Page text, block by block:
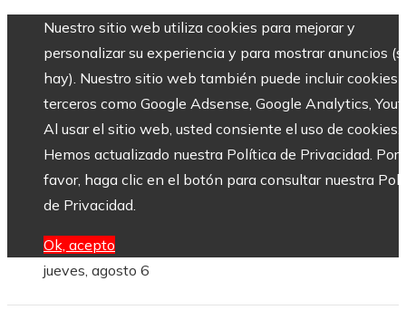
Nuestro sitio web utiliza cookies para mejorar y
personalizar su experiencia y para mostrar anuncios
hay). Nuestro sitio web también puede incluir cookies
terceros como Google Adsense, Google Analytics,
Al usar el sitio web, usted consiente el uso de cookies.
Hemos actualizado nuestra Política de Privacidad. Por
favor, haga clic en el botón para consultar nuestra
de Privacidad.
Ok, acepto
jueves, agosto 6